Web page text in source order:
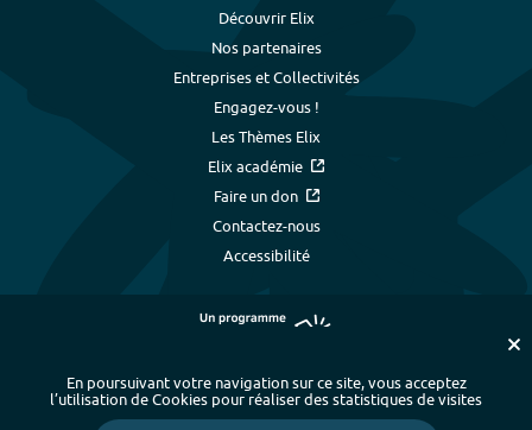
Découvrir Elix
Nos partenaires
Entreprises et Collectivités
Engagez-vous !
Les Thèmes Elix
Elix académie
Faire un don
Contactez-nous
Accessibilité
Plan du site - Index alphabétique -
En poursuivant votre navigation sur ce site, vous acceptez
l’utilisation de Cookies pour réaliser des statistiques de visites